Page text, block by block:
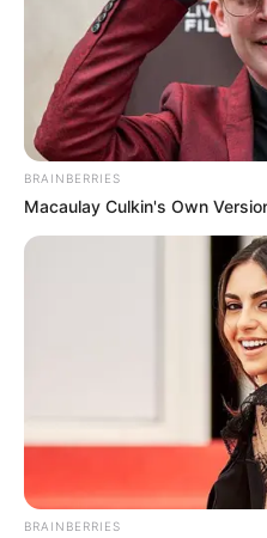
Serem! 9 Chat Ojek
Pelanggan Ini Bikin
Bikin Ngakak, 10
Cosplay Murah Pakai
Seadanya
BRAINBERRIES
Macaulay Culkin's Own
BRAINBERRIES